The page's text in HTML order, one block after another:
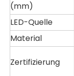
(mm)
LED-Quelle
Material
Zertifizierung